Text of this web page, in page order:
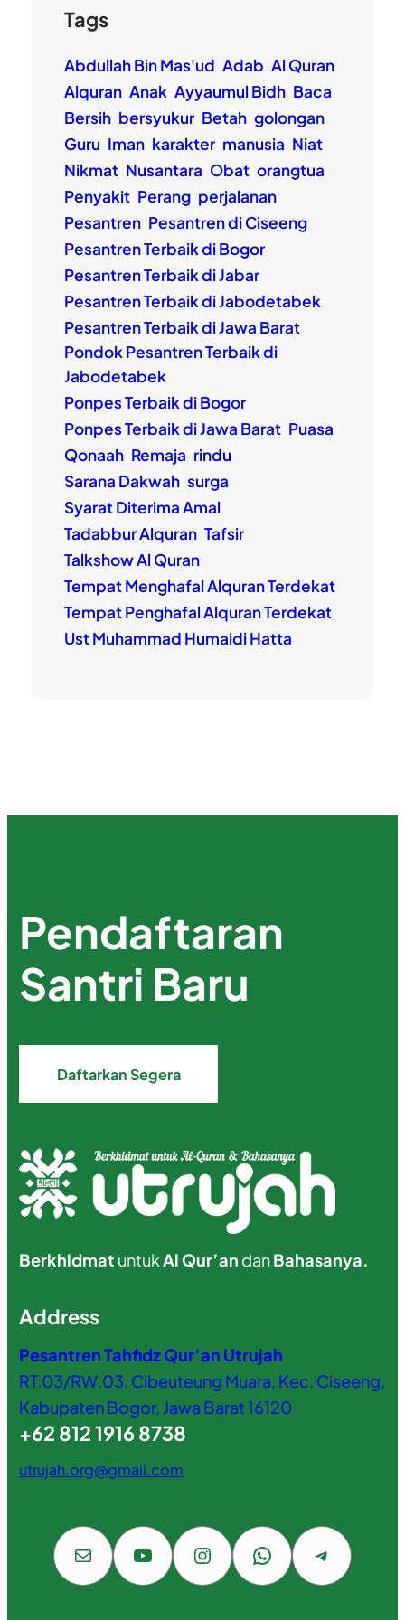
Tags
Abdullah Bin Mas'ud Adab Al Quran
Alquran Anak Ayyaumul Bidh Baca
Bersih bersyukur Betah golongan
Guru Iman karakter manusia Niat
Nikmat Nusantara Obat orangtua
Penyakit Perang perjalanan
Pesantren Pesantren di Ciseeng
Pesantren Terbaik di Bogor
Pesantren Terbaik di Jabar
Pesantren Terbaik di Jabodetabek
Pesantren Terbaik di Jawa Barat
Pondok Pesantren Terbaik di
Jabodetabek
Ponpes Terbaik di Bogor
Ponpes Terbaik di Jawa Barat Puasa
Qonaah Remaja rindu
Sarana Dakwah surga
Syarat Diterima Amal
Tadabbur Alquran Tafsir
Talkshow Al Quran
Tempat Menghafal Alquran Terdekat
Tempat Penghafal Alquran Terdekat
Ust Muhammad Humaidi Hatta
Pendaftaran
Santri Baru
Daftarkan Segera
Berkhidmat untukAl Qur’an danBahasanya.
Address
Pesantren Tahfidz Qur’an Utrujah
RT.03/RW.03, Cibeuteung Muara, Kec. Ciseeng,
Kabupaten Bogor, Jawa Barat 16120
+62 812 1916 8738
utrujah.org@gmail.com
Mail YouTube Instagram WhatsApp Telegram